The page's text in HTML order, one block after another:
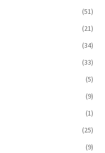
(51)
(21)
(34)
(33)
(5)
(9)
(1)
(25)
(9)